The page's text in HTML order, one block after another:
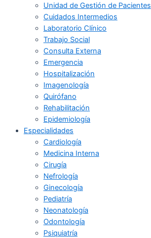
Unidad de Gestión de Pacientes
Cuidados Intermedios
Laboratorio Clínico
Trabajo Social
Consulta Externa
Emergencia
Hospitalización
Imagenología
Quirófano
Rehabilitación
Epidemiología
Especialidades
Cardiología
Medicina Interna
Cirugía
Nefrología
Ginecología
Pediatría
Neonatología
Odontología
Psiquiatría